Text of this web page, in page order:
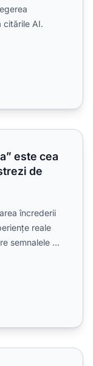
citările AI.
mai importantă.
este cea
de
încrederii
reale
semnalele de
AI pentru